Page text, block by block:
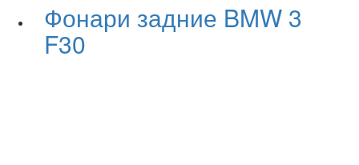
Фонари задние BMW 3
F30